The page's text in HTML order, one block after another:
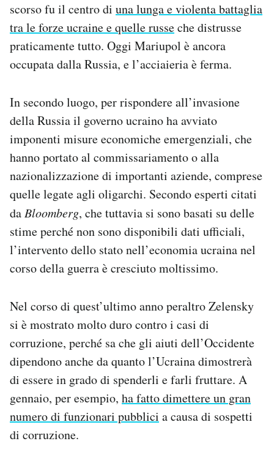
scorso fu il centro di una lunga e violenta battaglia
tra le forze ucraine e quelle russeche distrusse
praticamente tutto. Oggi Mariupol è ancora
occupata dalla Russia, e l’acciaieria è ferma.
In secondo luogo, per rispondere all’invasione
della Russia il governo ucraino ha avviato
imponenti misure economiche emergenziali, che
hanno portato al commissariamento o alla
nazionalizzazione di importanti aziende, comprese
quelle legate agli oligarchi. Secondo esperti citati
daBloomberg, che tuttavia si sono basati su delle
stime perché non sono disponibili dati ufficiali,
l’intervento dello stato nell’economia ucraina nel
corso della guerra è cresciuto moltissimo.
Nel corso di quest’ultimo anno peraltro Zelensky
si è mostrato molto duro contro i casi di
corruzione, perché sa che gli aiuti dell’Occidente
dipendono anche da quanto l’Ucraina dimostrerà
di essere in grado di spenderli e farli fruttare. A
gennaio, per esempio, ha fatto dimettere un gran
numero di funzionari pubblici a causa di sospetti
di corruzione.